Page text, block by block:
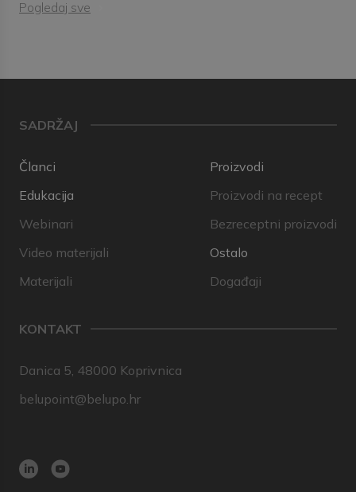
Pogledaj sve
SADRŽAJ
Članci
Edukacija
Webinari
Video materijali
Materijali
Proizvodi
Proizvodi na recept
Bezreceptni proizvodi
Ostalo
Događaji
KONTAKT
Danica 5, 48000 Koprivnica
belupoint@belupo.hr